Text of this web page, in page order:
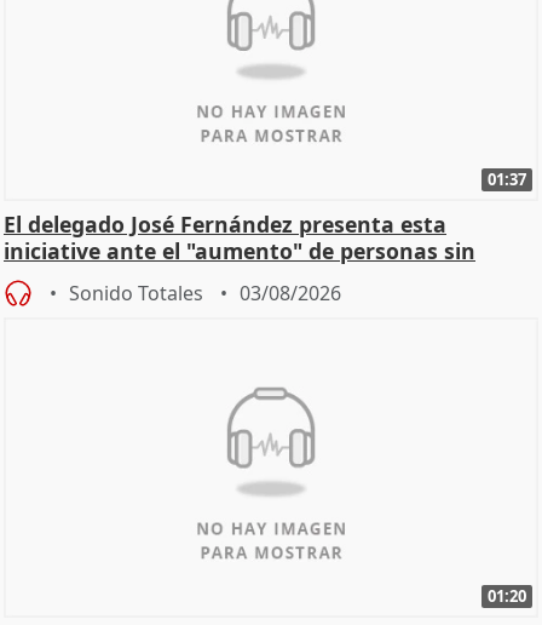
01:37
El delegado José Fernández presenta esta
iniciative ante el "aumento" de personas sin
hogar en Madri
Sonido Totales 03/08/2026
01:20